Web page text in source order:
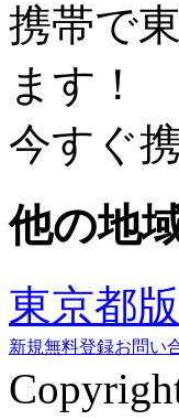
携帯で
ます！
今すぐ
他の地
東京都
新規無料登録お問い